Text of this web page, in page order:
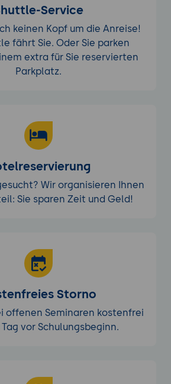
Service
keinen Kopf um die Anreise!
fährt Sie. Oder Sie parken
extra für Sie reservierten
Parkplatz.
Wir organisieren Ihnen
Sie sparen Zeit und Geld!
Storno
offenen Seminaren kostenfrei
vor Schulungsbeginn.